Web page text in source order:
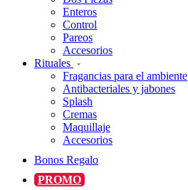
Enteros
Control
Pareos
Accesorios
Rituales
Fragancias para el ambiente
Antibacteriales y jabones
Splash
Cremas
Maquillaje
Accesorios
Bonos Regalo
PROMO